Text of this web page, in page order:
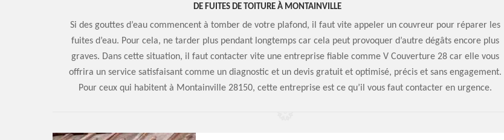
DE FUITES DE TOITURE À MONTAINVILLE
Si des gouttes d’eau commencent à tomber de votre plafond, il faut vite appeler un couvreur pour réparer les
fuites d’eau. Pour cela, ne tarder plus pendant longtemps car cela peut provoquer d’autre dégâts encore plus
graves. Dans cette situation, il faut contacter vite une entreprise fiable comme V Couverture 28 car elle vous
offrira un service satisfaisant comme un diagnostic et un devis gratuit et optimisé, précis et sans engagement.
Pour ceux qui habitent à Montainville 28150, cette entreprise est ce qu’il vous faut contacter en urgence.